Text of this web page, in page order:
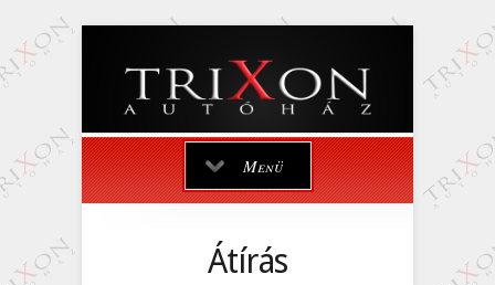
Menü
Átírás